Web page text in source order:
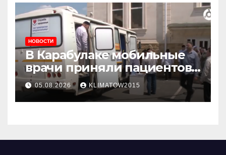
НОВОСТИ
В Карабулаке мобильные
врачи приняли пациентов
у стен мечети
05.08.2026 KLIMATOW2015